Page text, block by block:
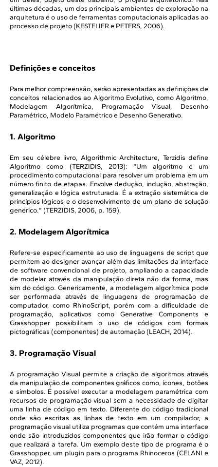
últimas décadas, um dos principais ambientes de exploração na
arquitetura é o uso de ferramentas computacionais aplicadas ao
processo de projeto (KESTELIER e PETERS, 2006).
Definições e conceitos
Para melhor compreensão, serão apresentadas as definições de
conceitos relacionados ao Algoritmo Evolutivo, como Algoritmo,
Modelagem Algorítmica, Programação Visual, Desenho
Paramétrico, Modelo Paramétrico e Desenho Generativo.
1. Algoritmo
Em seu célebre livro, Algorithmic Architecture, Terzidis define
Algoritmo como (TERZIDIS, 2013): “Um algoritmo é um
procedimento computacional para resolver um problema em um
número finito de etapas. Envolve dedução, indução, abstração,
generalização e lógica estruturada. É a extração sistemática de
princípios lógicos e o desenvolvimento de um plano de solução
genérico.” (TERZIDIS, 2006, p. 159).
2. Modelagem Algorítmica
Refere-se especificamente ao uso de linguagens de script que
permitem ao designer avançar além das limitações da interface
de software convencional de projeto, ampliando a capacidade
de modelar através da manipulação direta não da forma, mas
sim do código. Genericamente, a modelagem algorítmica pode
ser performada através de linguagens de programação de
computador, como RhinoScript, porém com a dificuldade de
programação, aplicativos como Generative Components e
Grasshopper possibilitam o uso de códigos com formas
pictográficas (componentes) de automação (LEACH, 2014).
3. Programação Visual
A programação Visual permite a criação de algoritmos através
da manipulação de componentes gráficos como, ícones, botões
e símbolos. É possível executar a modelagem paramétrica com
recursos de programação visual sem a necessidade de digitar
uma linha de código em texto. Diferente do código tradicional
onde são escritas as linhas de texto em um compilador, a
programação visual utiliza programas que contém uma interface
onde são introduzidos componentes que irão formar o código
que realizará a tarefa. Um exemplo deste tipo de programa é o
Grasshopper, um plugin para o programa Rhinoceros (CELANI e
VAZ, 2012).